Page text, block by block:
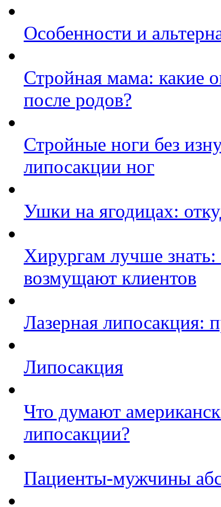
Особенности и
Стройная мама: какие
после родов?
Стройные ноги без
липосакции ног
Ушки на ягодицах:
Хирургам лучше
возмущают клиентов
Лазерная липосакция:
Липосакция
Что думают
липосакции?
Пациенты-мужчины